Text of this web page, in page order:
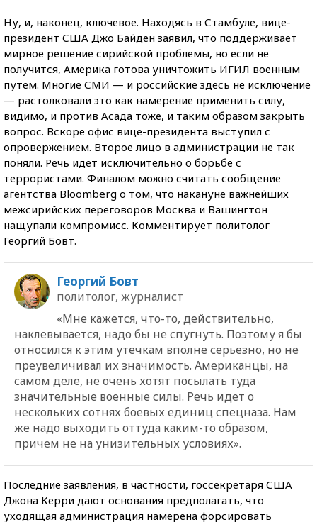
Ну, и, наконец, ключевое. Находясь в Стамбуле, вице-
президент США Джо Байден заявил, что поддерживает
мирное решение сирийской проблемы, но если не
получится, Америка готова уничтожить ИГИЛ военным
путем. Многие СМИ — и российские здесь не исключение
— растолковали это как намерение применить силу,
видимо, и против Асада тоже, и таким образом закрыть
вопрос. Вскоре офис вице-президента выступил с
опровержением. Второе лицо в администрации не так
поняли. Речь идет исключительно о борьбе с
террористами. Финалом можно считать сообщение
агентства Bloomberg о том, что накануне важнейших
межсирийских переговоров Москва и Вашингтон
нащупали компромисс. Комментирует политолог
Георгий Бовт.
Георгий Бовт
политолог, журналист
«Мне кажется, что-то, действительно,
наклевывается, надо бы не спугнуть. Поэтому я бы
относился к этим утечкам вполне серьезно, но не
преувеличивал их значимость. Американцы, на
самом деле, не очень хотят посылать туда
значительные военные силы. Речь идет о
нескольких сотнях боевых единиц спецназа. Нам
же надо выходить оттуда каким-то образом,
причем не на унизительных условиях».
Последние заявления, в частности, госсекретаря США
Джона Керри дают основания предполагать, что
уходящая администрация намерена форсировать